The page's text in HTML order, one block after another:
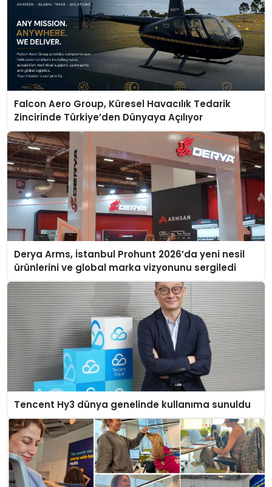
Falcon Aero Group, Küresel Havacılık Tedarik
Zincirinde Türkiye’den Dünyaya Açılıyor
Derya Arms, İstanbul Prohunt 2026’da yeni nesil
ürünlerini ve global marka vizyonunu sergiledi
Tencent Hy3 dünya genelinde kullanıma sunuldu